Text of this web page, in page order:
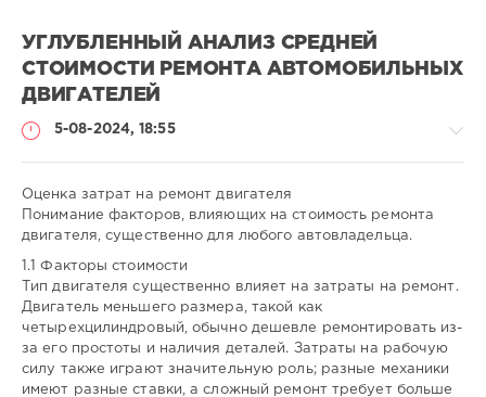
УГЛУБЛЕННЫЙ АНАЛИЗ СРЕДНЕЙ
СТОИМОСТИ РЕМОНТА АВТОМОБИЛЬНЫХ
ДВИГАТЕЛЕЙ
5-08-2024, 18:55
-
-
223
0
Оценка затрат на ремонт двигателя
Понимание факторов, влияющих на стоимость ремонта
двигателя, существенно для любого автовладельца.
1.1 Факторы стоимости
Тип двигателя существенно влияет на затраты на ремонт.
Двигатель меньшего размера, такой как
четырехцилиндровый, обычно дешевле ремонтировать из-
за его простоты и наличия деталей. Затраты на рабочую
силу также играют значительную роль; разные механики
имеют разные ставки, а сложный ремонт требует больше